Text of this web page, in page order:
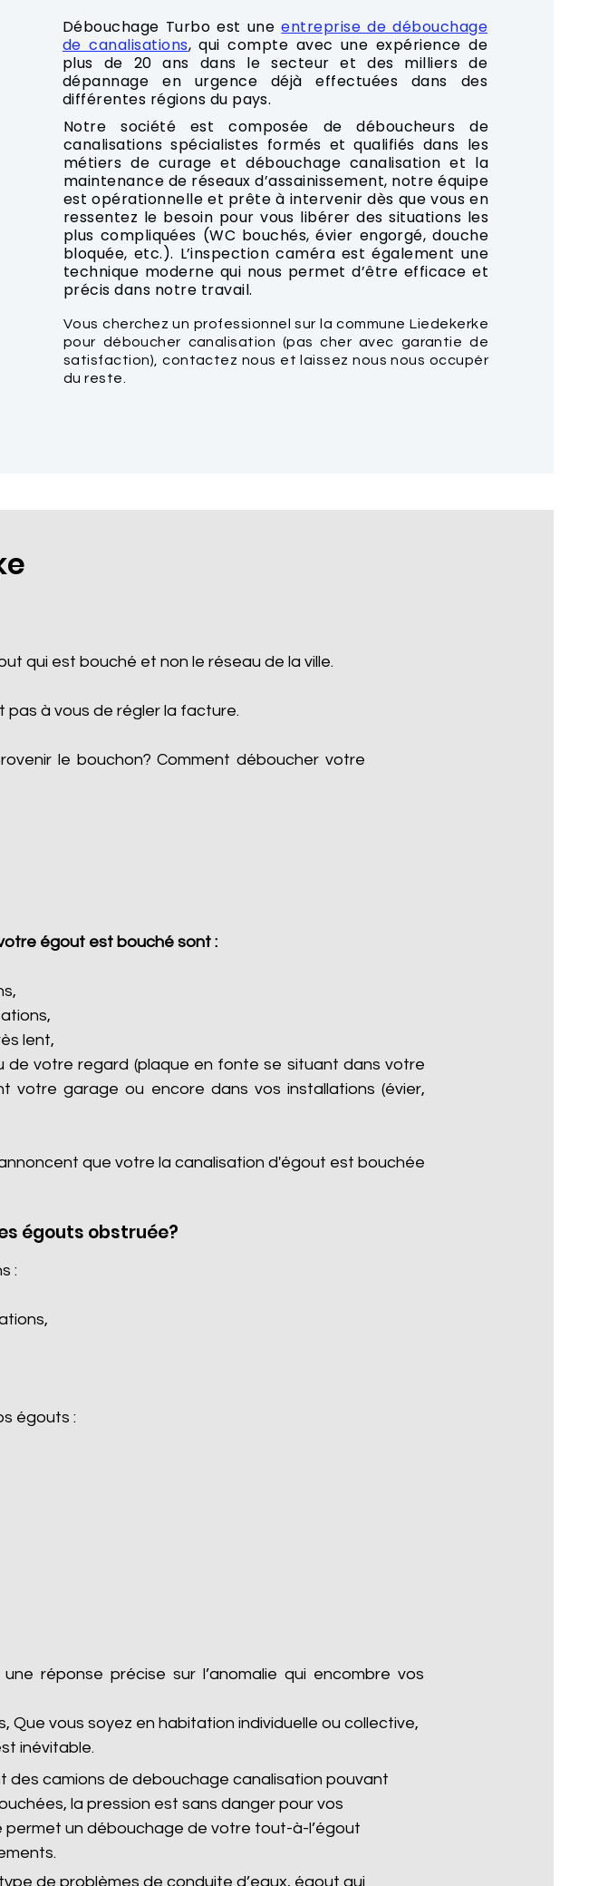
Débouchage Turbo est uneentreprise de débouchage
de canalisations, qui compte avec une expérience de
plus de 20 ans dans le secteur et des milliers de
dépannage en urgence déjà effectuées dans des
différentes régions du pays.
Notre société est composée de déboucheurs de
canalisations spécialistes formés et qualifiés dans les
métiers de curage et débouchage canalisation et la
maintenance de réseaux d’assainissement, notre équipe
est opérationnelle et prête à intervenir dès que vous en
ressentez le besoin pour vous libérer des situations les
plus compliquées (WC bouchés, évier engorgé, douche
bloquée, etc.). L’inspection caméra est également une
technique moderne qui nous permet d’être efficace et
précis dans notre travail.
Vous cherchez un professionnel sur la commune Liedekerke
pour déboucher canalisation (pas cher avec garantie de
satisfaction), contactez nous et laissez nous nous occupér
du reste.
qui est bouché et non le réseau de la ville.
pas à vous de régler la facture.
le bouchon? Comment déboucher votre
égout est bouché sont :
lent,
votre regard (plaque en fonte se situant dans votre
votre garage ou encore dans vos installations (évier,
que votre la canalisation d'égout est bouchée
égouts obstruée?
:
égouts :
réponse précise sur l’anomalie qui encombre vos
vous soyez en habitation individuelle ou collective,
inévitable.
des camions de debouchage canalisation pouvant
la pression est sans danger pour vos
un débouchage de votre tout-à-l’égout
de problèmes de conduite d’eaux, égout qui